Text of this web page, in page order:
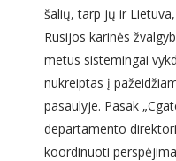
šalių, tarp jų ir
Rusijos karinės
metus sistemingai
nukreiptas į
pasaulyje. Pasak
departamento
koordinuoti